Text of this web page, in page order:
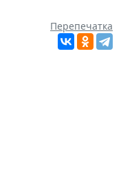
Перепечатка